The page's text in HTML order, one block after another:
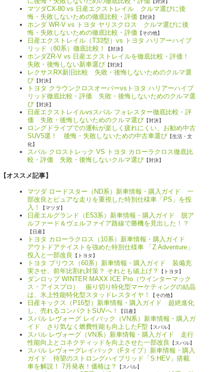
【対決】
マツダCX-80 vs 日産エクストレイル クルマ選びに後
悔・失敗しないための徹底比較・評価 【対決】
ホンダ WR-V vs トヨタ ヤリスクロス クルマ選びに後
悔・失敗しないための徹底比較・評価 【その他】
日産エクストレイル（T33型）vs トヨタ ハリアーハイブ
リッド（80系）徹底比較！
【対決】
ホンダZR-V vs 日産エクストレイルを徹底比較・評価！
失敗・後悔しない新車選び 【対決】
レクサスRX新旧比較 失敗・後悔しないためのクルマ選
び 【対決】
トヨタ クラウンクロスオーバーvsトヨタ ハリアーハイブ
リッド徹底比較・評価 失敗・後悔しないためのクルマ選
び 【対決】
日産エクストレイルvsスバル フォレスター徹底比較・評
価 失敗・後悔しないためのクルマ選び 【対決】
ロングドライブでの運転が楽しく疲れにくい、お勧め中古
SUV5選！ 後悔・失敗しないための中古車選び 【生活・文
化】
スバル クロストレック VS トヨタ カローラクロス徹底比
較・評価 失敗・後悔しないクルマ選び 【対決】
【オススメ記事】
マツダ ロードスター（ND系）新車情報・購入ガイド 一
部改良とピュアな走りを重視した特別仕様車「PS」を投
入！
【マツダ】
日産エルグランド（E53系）新車情報・購入ガイド 脱ア
ルファード＆ヴェルファイア路線で勝機を見出した！？
【日産】
トヨタ カローラクロス（10系）新車情報・購入ガイド
アウトドアテイストを強めた特別仕様車 「Z Adventure」
投入と一部改良
【トヨタ】
トヨタ プリウス（60系）新車情報・購入ガイド 装備充
実させ、前年比割れ対策？ それとも値上げ？
【トヨタ】
ダンロップ WINTER MAXX ICE Pro（ウインターマック
ス・アイスプロ） 振り切り特化型マーケティングの結晶
は、氷上性能特化型スタッドレスタイヤ！
【その他】
日産キックス（P16型）新車情報・購入ガイド 超絶進化
し、売れるコンパクトSUVへ！
【日産】
スバル レヴォーグ レイバック（VN系）新車情報・購入ガ
イド さり気なく燃費性能も向上したF型 【スバル】
スバル レヴォーグ（VN系）新車情報・購入ガイド 走行
性能向上とコネクティッドを向上させた一部改良
【スバル】
スバル レヴォーグレイバック（Fタイプ）新車情報・購入
ガイド 待望のストロングハイブリッド「S:HEV」搭載
車を解説！ 7月発表！価格は？
【スバル】